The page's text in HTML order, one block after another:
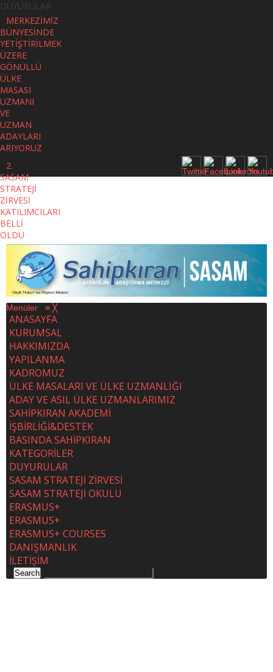
DUYURULAR
MERKEZİMİZ
BÜNYESİNDE
YETİŞTİRİLMEK
ÜZERE
GÖNÜLLÜ
ÜLKE
MASASI
UZMANI
VE
UZMAN
ADAYLARI
ARIYORUZ
2.
SASAM
STRATEJİ
ZİRVESİ
KATILIMCILARI
BELLİ
OLDU
Menüler ≡ ╳
ANASAYFA
KURUMSAL
HAKKIMIZDA
YAPILANMA
KADROMUZ
ÜLKE MASALARI VE ÜLKE UZMANLIĞI
ADAY VE ASIL ÜLKE UZMANLARIMIZ
SAHİPKIRAN AKADEMİ
İŞBİRLİĞİ&DESTEK
BASINDA SAHİPKIRAN
KATEGORİLER
DUYURULAR
SASAM STRATEJİ ZİRVESİ
SASAM STRATEJİ OKULU
ERASMUS+
ERASMUS+
ERASMUS+ COURSES
DANIŞMANLIK
İLETİŞİM